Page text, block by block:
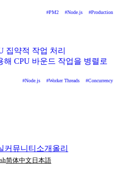
#PM2 #Node.js #Production
집약적 작업 처리
해 CPU 바운드 작업을 병렬로
#Node.js #Worker Threads #Concurrency
커뮤니티 소개 올리
简体中文 日本語